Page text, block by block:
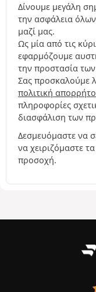
Δίνουμε μεγάλη
την ασφάλεια
μαζί μας.
Ως μία από τις
εφαρμόζουμε
την προστασία
Σας προσκαλούμε
πολιτική
πληροφορίες
διασφάλιση των
Δεσμευόμαστε να
να χειριζόμαστε
προσοχή.